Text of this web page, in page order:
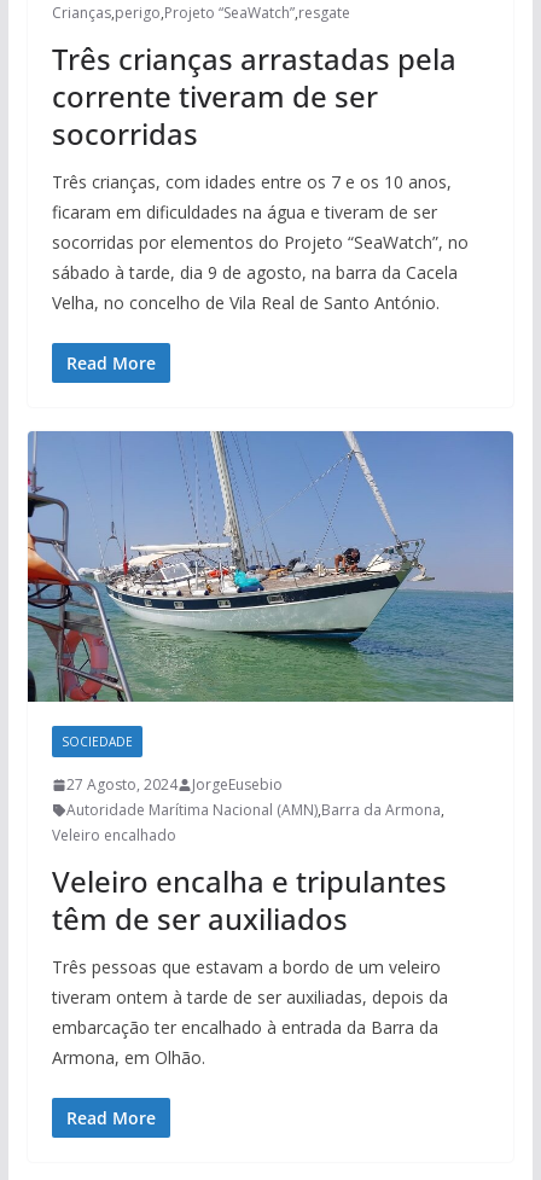
Crianças,perigo,Projeto “SeaWatch”,resgate
Três crianças arrastadas pela
corrente tiveram de ser
socorridas
Três crianças, com idades entre os 7 e os 10 anos,
ficaram em dificuldades na água e tiveram de ser
socorridas por elementos do Projeto “SeaWatch”, no
sábado à tarde, dia 9 de agosto, na barra da Cacela
Velha, no concelho de Vila Real de Santo António.
Read More
SOCIEDADE
27 Agosto, 2024
JorgeEusebio
Autoridade Marítima Nacional (AMN),Barra da Armona,
Veleiro encalhado
Veleiro encalha e tripulantes
têm de ser auxiliados
Três pessoas que estavam a bordo de um veleiro
tiveram ontem à tarde de ser auxiliadas, depois da
embarcação ter encalhado à entrada da Barra da
Armona, em Olhão.
Read More